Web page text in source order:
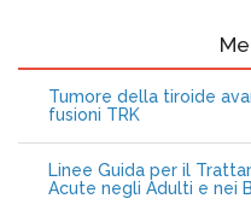
Tumore della tiroide
fusioni TRK
Linee Guida per il
Acute negli Adulti e nei